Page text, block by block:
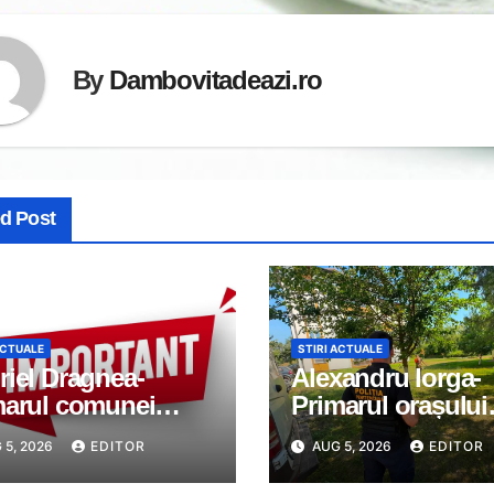
By Dambovitadeazi.ro
Post
Dragnea-
comunei
Anunț
5, 2026 EDITOR
STIRI ACTUALE
Alexandru Iorga-
Primarul orașului
Găești: Orașele
nu apar din
AUG 5, 2026 EDITOR